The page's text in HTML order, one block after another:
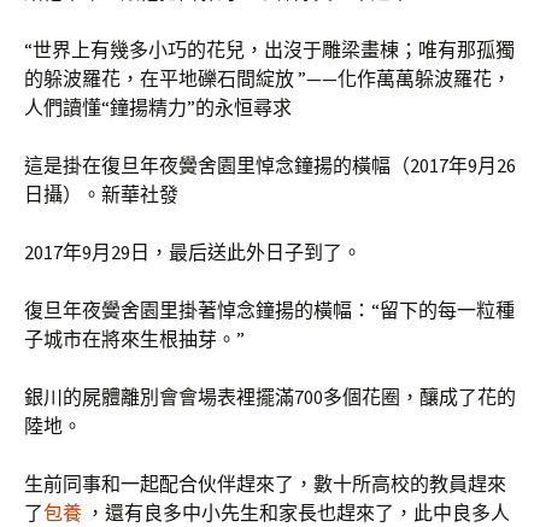
“世界上有幾多小巧的花兒，出沒于雕梁畫棟；唯有那孤獨
的躲波羅花，在平地礫石間綻放 ”——化作萬萬躲波羅花，
人們讀懂“鐘揚精力”的永恒尋求
這是掛在復旦年夜黌舍園里悼念鐘揚的橫幅（2017年9月26
日攝）。新華社發
2017年9月29日，最后送此外日子到了。
復旦年夜黌舍園里掛著悼念鐘揚的橫幅：“留下的每一粒種
子城市在將來生根抽芽。”
銀川的屍體離別會會場表裡擺滿700多個花圈，釀成了花的
陸地。
生前同事和一起配合伙伴趕來了，數十所高校的教員趕來
了包養 ，還有良多中小先生和家長也趕來了，此中良多人